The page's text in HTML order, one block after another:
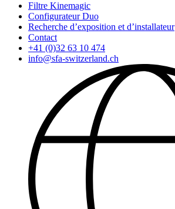
Filtre Kinemagic
Configurateur Duo
Recherche d’exposition et d’installateur
Contact
+41 (0)32 63 10 474
info@sfa-switzerland.ch